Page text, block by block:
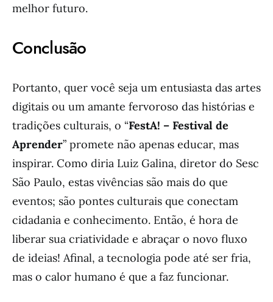
melhor futuro.
Conclusão
Portanto, quer você seja um entusiasta das artes
digitais ou um amante fervoroso das histórias e
tradições culturais, o “FestA! – Festival de
Aprender” promete não apenas educar, mas
inspirar. Como diria Luiz Galina, diretor do Sesc
São Paulo, estas vivências são mais do que
eventos; são pontes culturais que conectam
cidadania e conhecimento. Então, é hora de
liberar sua criatividade e abraçar o novo fluxo
de ideias! Afinal, a tecnologia pode até ser fria,
mas o calor humano é que a faz funcionar.